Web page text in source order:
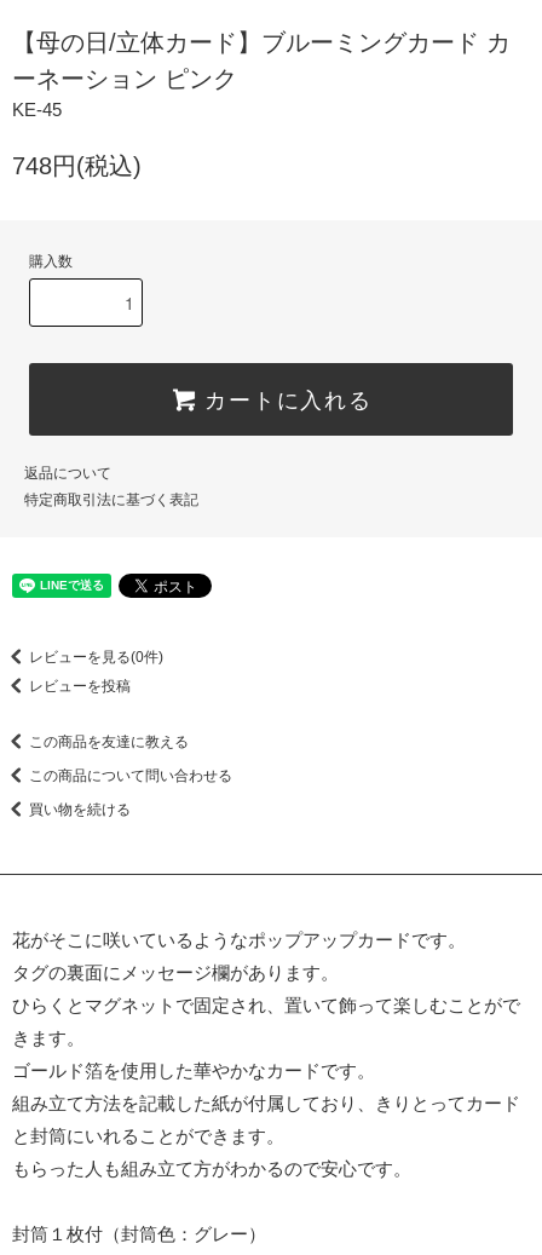
【母の日/立体カード】ブルーミングカード カ
ーネーション ピンク
KE-45
748円(税込)
購入数
カートに入れる
返品について
特定商取引法に基づく表記
レビューを見る(0件)
レビューを投稿
この商品を友達に教える
この商品について問い合わせる
買い物を続ける
花がそこに咲いているようなポップアップカードです。
タグの裏面にメッセージ欄があります。
ひらくとマグネットで固定され、置いて飾って楽しむことがで
きます。
ゴールド箔を使用した華やかなカードです。
組み立て方法を記載した紙が付属しており、きりとってカード
と封筒にいれることができます。
もらった人も組み立て方がわかるので安心です。
封筒１枚付（封筒色：グレー）